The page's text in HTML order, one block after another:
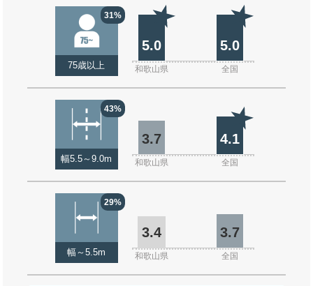
31%
75歳以上
5.0 5.0
和歌山県 全国
43%
幅5.5～9.0m
3.7 4.1
和歌山県 全国
29%
幅～5.5m
3.4 3.7
和歌山県 全国